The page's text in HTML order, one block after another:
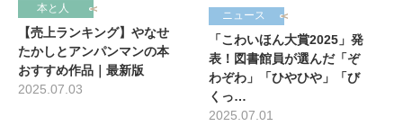
本と人
【売上ランキング】やなせ
たかしとアンパンマンの本
おすすめ作品｜最新版
2025.07.03
ニュース
「こわいほん大賞2025」発
表！図書館員が選んだ「ぞ
わぞわ」「ひやひや」「び
くっ…
2025.07.01